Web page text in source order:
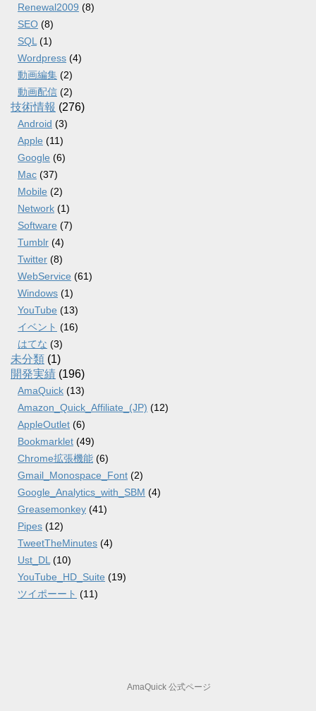
Renewal2009 (8)
SEO (8)
SQL (1)
Wordpress (4)
動画編集 (2)
動画配信 (2)
技術情報 (276)
Android (3)
Apple (11)
Google (6)
Mac (37)
Mobile (2)
Network (1)
Software (7)
Tumblr (4)
Twitter (8)
WebService (61)
Windows (1)
YouTube (13)
イベント (16)
はてな (3)
未分類 (1)
開発実績 (196)
AmaQuick (13)
Amazon_Quick_Affiliate_(JP) (12)
AppleOutlet (6)
Bookmarklet (49)
Chrome拡張機能 (6)
Gmail_Monospace_Font (2)
Google_Analytics_with_SBM (4)
Greasemonkey (41)
Pipes (12)
TweetTheMinutes (4)
Ust_DL (10)
YouTube_HD_Suite (19)
ツイポーート (11)
AmaQuick 公式ページ